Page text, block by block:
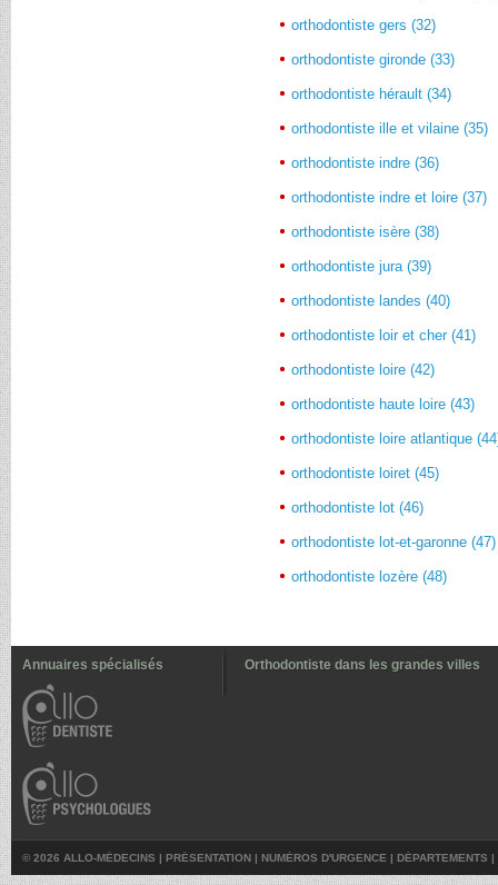
orthodontiste gers (32)
orthodontiste gironde (33)
orthodontiste hérault (34)
orthodontiste ille et vilaine (35)
orthodontiste indre (36)
orthodontiste indre et loire (37)
orthodontiste isère (38)
orthodontiste jura (39)
orthodontiste landes (40)
orthodontiste loir et cher (41)
orthodontiste loire (42)
orthodontiste haute loire (43)
orthodontiste loire atlantique
orthodontiste loiret (45)
orthodontiste lot (46)
orthodontiste lot-et-garonne (47)
orthodontiste lozère (48)
Annuaires spécialisés Orthodontiste dans les grandes villes
© 2026 ALLO-MÉDECINS | PRÉSENTATION | NUMÉROS D'URGENCE | DÉPARTEMENTS |